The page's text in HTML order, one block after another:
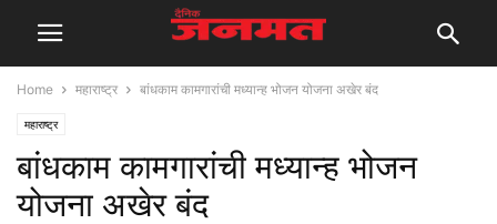
Home महाराष्ट्र बांधकाम कामगारांची मध्यान्ह भोजन योजना अखेर बंद
महाराष्ट्र
बांधकाम कामगारांची मध्यान्ह भोजन
योजना अखेर बंद